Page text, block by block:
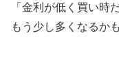
「金利が低く買い時
もう少し多くなるか